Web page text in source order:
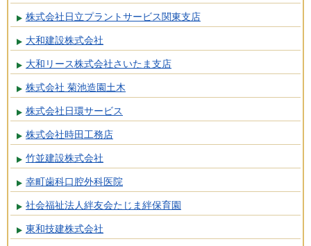
株式会社日立プラントサービス関東支店
大和建設株式会社
大和リース株式会社さいたま支店
株式会社 菊池造園土木
株式会社日環サービス
株式会社時田工務店
竹並建設株式会社
幸町歯科口腔外科医院
社会福祉法人絆友会たじま絆保育園
東和技建株式会社